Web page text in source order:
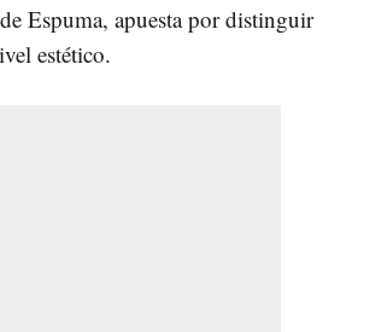
Espuma, apuesta por distinguir
estético.